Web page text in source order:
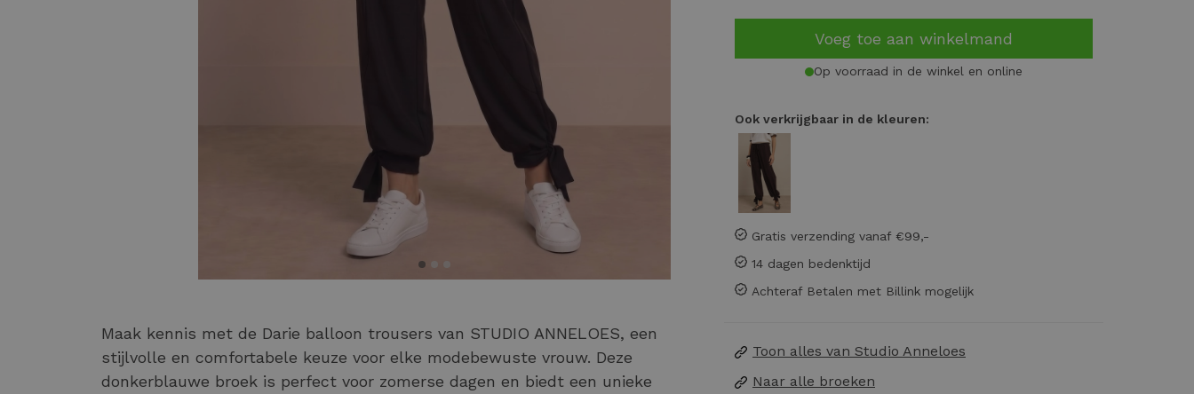
Maak kennis met de Darie balloon trousers van STUDIO ANNELOES, een
stijlvolle en comfortabele keuze voor elke modebewuste vrouw. Deze
donkerblauwe broek is perfect voor zomerse dagen en biedt een unieke
Voeg toe aan winkelmand
Op voorraad in de winkel en online
Ook verkrijgbaar in de kleuren:
Gratis verzending vanaf €99,-
14 dagen bedenktijd
Achteraf Betalen met Billink mogelijk
Toon alles van Studio Anneloes
Naar alle broeken